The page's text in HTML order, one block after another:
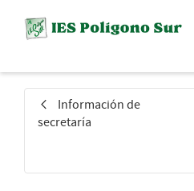
Información de
secretaría